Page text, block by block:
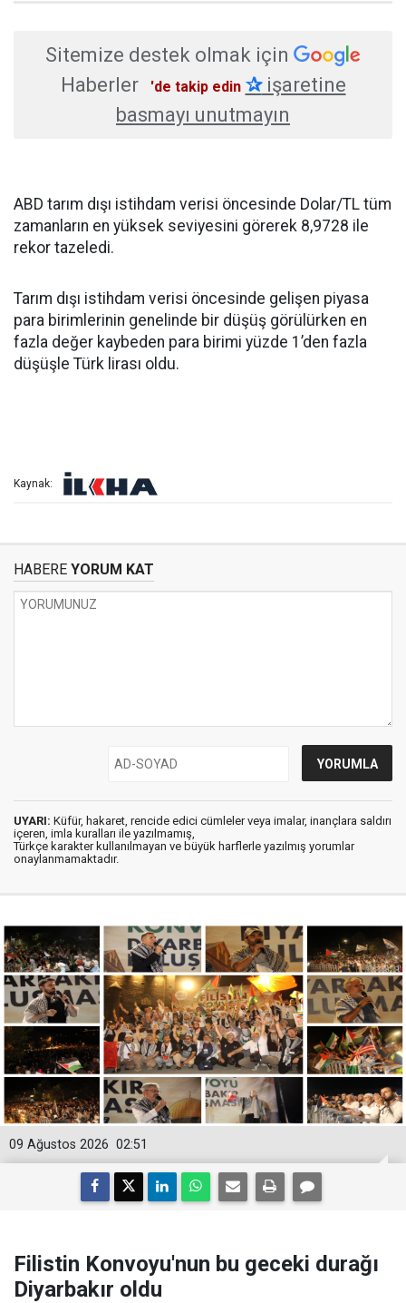
Sitemize destek olmak için
Haberler
'de takip edin ✰işaretine
basmayı unutmayın
ABD tarım dışı istihdam verisi öncesinde Dolar/TL tüm
zamanların en yüksek seviyesini görerek 8,9728 ile
rekor tazeledi.
Tarım dışı istihdam verisi öncesinde gelişen piyasa
para birimlerinin genelinde bir düşüş görülürken en
fazla değer kaybeden para birimi yüzde 1’den fazla
düşüşle Türk lirası oldu.
Kaynak:
HABERE YORUM KAT
UYARI: Küfür, hakaret, rencide edici cümleler veya imalar, inançlara saldırı
içeren, imla kuralları ile yazılmamış,
Türkçe karakter kullanılmayan ve büyük harflerle yazılmış yorumlar
onaylanmamaktadır.
02:51
09 Ağustos 2026
Filistin Konvoyu'nun bu geceki durağı
Diyarbakır oldu